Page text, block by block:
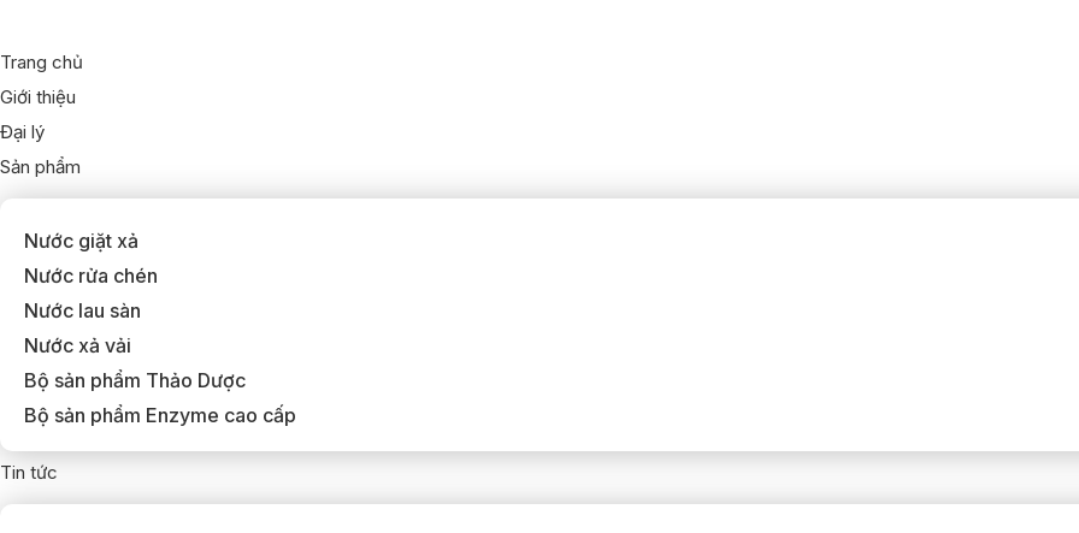
Trang chủ
Giới thiệu
Đại lý
Sản phẩm
Nước giặt xả
Nước rửa chén
Nước lau sàn
Nước xả vải
Bộ sản phẩm Thảo Dược
Bộ sản phẩm Enzyme cao cấp
Tin tức